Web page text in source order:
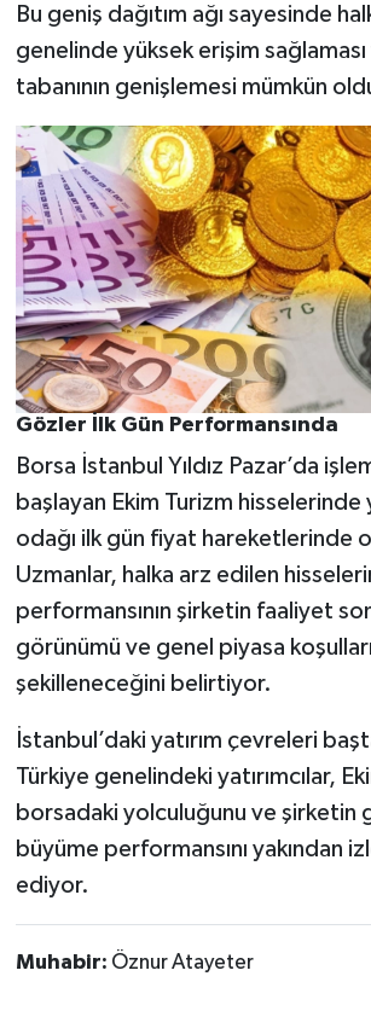
Bu geniş dağıtım ağı sayesinde
genelinde yüksek erişim sağlaması
tabanının genişlemesi mümkün
Gözler İlk Gün Performansında
Borsa İstanbul Yıldız Pazar’da
başlayan Ekim Turizm hisselerinde
odağı ilk gün fiyat hareketlerinde
Uzmanlar, halka arz edilen
performansının şirketin faaliyet
görünümü ve genel piyasa
şekilleneceğini belirtiyor.
İstanbul’daki yatırım çevreleri
Türkiye genelindeki yatırımcılar,
borsadaki yolculuğunu ve şirketin
büyüme performansını yakından
ediyor.
Muhabir: Öznur Atayeter